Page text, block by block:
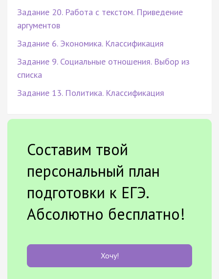
Задание 20. Работа с текстом. Приведение
аргументов
Задание 6. Экономика. Классификация
Задание 9. Социальные отношения. Выбор из
списка
Задание 13. Политика. Классификация
Составим твой
персональный план
подготовки к ЕГЭ.
Абсолютно бесплатно!
Хочу!